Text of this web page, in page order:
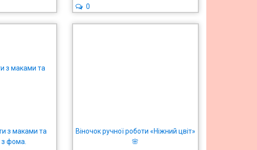
0
з маками та
фома.
Віночок ручної роботи «Ніжний цвіт»
🌸